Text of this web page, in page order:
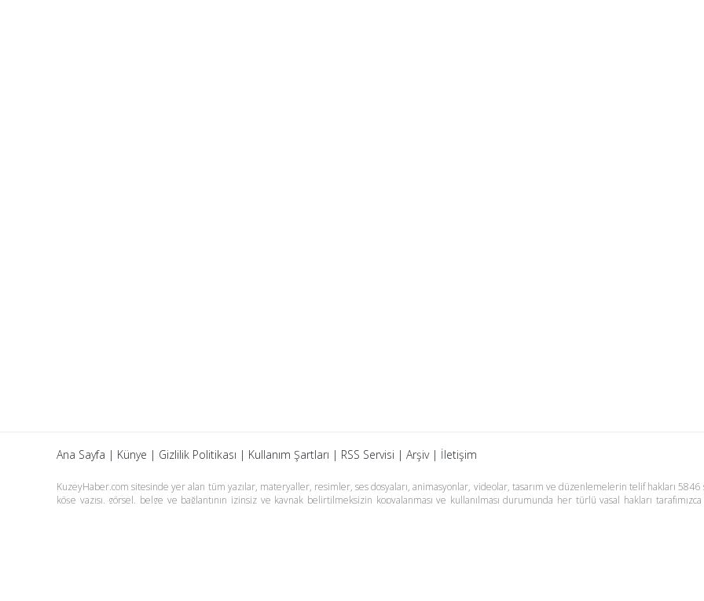
Ana Sayfa | Künye | Gizlilik Politikası | Kullanım Şartları | RSS Servisi | Arşiv| İletişim
KuzeyHaber.com sitesinde yer alan tüm yazılar, materyaller, resimler, ses dosyaları, animasyonlar, videolar, tasarım ve düzenlemelerin telif hakları
köşe yazısı, görsel, belge ve bağlantının izinsiz ve kaynak belirtilmeksizin kopyalanması ve kullanılması durumunda her türlü yasal hakları